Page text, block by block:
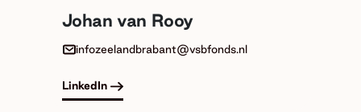
Johan van Rooy
infozeelandbrabant@vsbfonds.nl
LinkedIn